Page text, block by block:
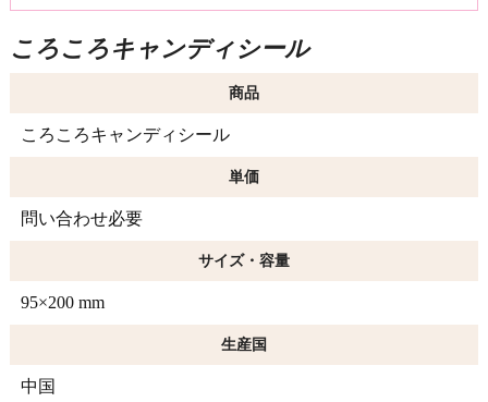
ころころキャンディシール
商品
ころころキャンディシール
単価
問い合わせ必要
サイズ・容量
95×200 mm
生産国
中国